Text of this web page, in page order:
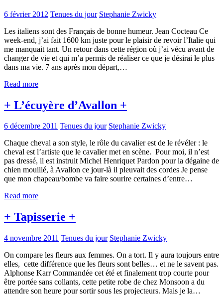
6 février 2012 Tenues du jour Stephanie Zwicky
Les italiens sont des Français de bonne humeur. Jean Cocteau Ce
week-end, j’ai fait 1600 km juste pour le plaisir de revoir l’Italie qui
me manquait tant. Un retour dans cette région où j’ai vécu avant de
changer de vie et qui m’a permis de réaliser ce que je désirai le plus
dans ma vie. 7 ans après mon départ,…
Read more
+ L’écuyère d’Avallon +
6 décembre 2011 Tenues du jour Stephanie Zwicky
Chaque cheval a son style, le rôle du cavalier est de le révéler : le
cheval est l’artiste que le cavalier met en scène. Pour moi, il n’est
pas dressé, il est instruit Michel Henriquet Pardon pour la dégaine de
chien mouillé, à Avallon ce jour-là il pleuvait des cordes Je pense
que mon chapeau/bombe va faire sourire certaines d’entre…
Read more
+ Tapisserie +
4 novembre 2011 Tenues du jour Stephanie Zwicky
On compare les fleurs aux femmes. On a tort. Il y aura toujours entre
elles, cette différence que les fleurs sont belles… et ne le savent pas.
Alphonse Karr Commandée cet été et finalement trop courte pour
être portée sans collants, cette petite robe de chez Monsoon a du
attendre son heure pour sortir sous les projecteurs. Mais je la…